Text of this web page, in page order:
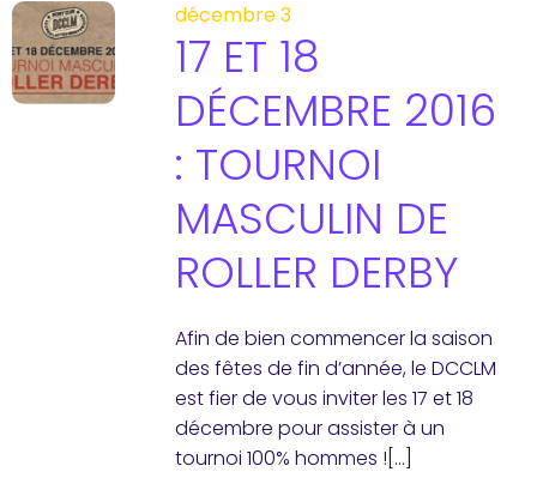
décembre 3
17 ET 18
DÉCEMBRE 2016
: TOURNOI
MASCULIN DE
ROLLER DERBY
Afin de bien commencer la saison
des fêtes de fin d’année, le DCCLM
est fier de vous inviter les 17 et 18
décembre pour assister à un
tournoi 100% hommes ![…]